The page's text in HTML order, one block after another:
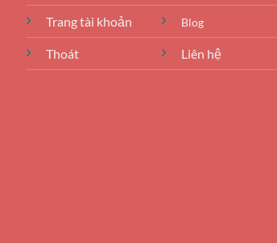
Trang tài khoản
Thoát
Blog
Liên hệ